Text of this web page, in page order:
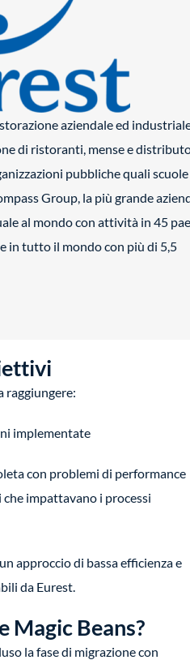
aziendale ed
di ristoranti, mense e
pubbliche quali scuole
Group, la più grande
al mondo con attività in 45
in tutto il mondo con più di 5,5
raggiungere:
implementate
con problemi di performance
impattavano i processi
approccio di bassa efficienza e
da Eurest.
Magic Beans?
la fase di migrazione con